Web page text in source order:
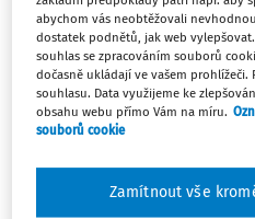
Přínosy programů
Komplexně lze pro
benefitů, mezi které patří
dlouhotrvající
nemocnosti, což se promítne
abychom vás neobtěžovali
dostatek podnětů, jak web
souhlas se zpracováním souborů
dočasně ukládají ve vašem prohlížeči.
souhlasu. Data využijeme ke
obsahu webu přímo Vám na míru.
souborů cookie
Zamítnout vše